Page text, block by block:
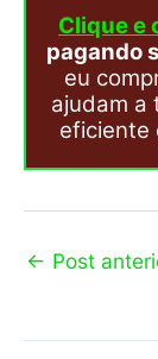
Clique e
pagando
eu
ajudam a
eficiente
← Post